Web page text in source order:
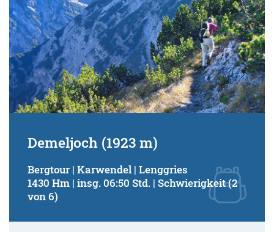
Demeljoch (1923 m)
Bergtour | Karwendel | Lenggries
1430 Hm | insg. 06:50 Std. | Schwierigkeit (2
von 6)